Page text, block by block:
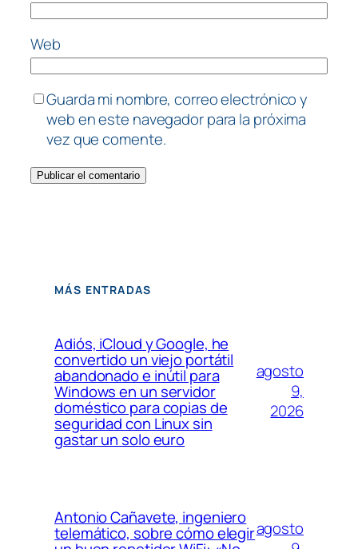
Web
Guarda mi nombre, correo electrónico y
web en este navegador para la próxima
vez que comente.
MÁS ENTRADAS
Adiós, iCloud y Google, he
convertido un viejo portátil
abandonado e inútil para
Windows en un servidor
doméstico para copias de
seguridad con Linux sin
gastar un solo euro
agosto
9,
2026
Antonio Cañavete, ingeniero
telemático, sobre cómo elegiragosto